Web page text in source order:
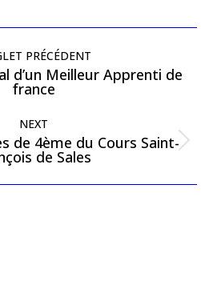
PRÉCÉDENT
d’un Meilleur Apprenti de
france
NEXT
de 4ème du Cours Saint-
de Sales